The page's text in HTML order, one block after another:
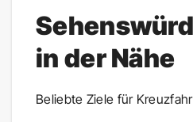
in der Nähe
Beliebte Ziele für